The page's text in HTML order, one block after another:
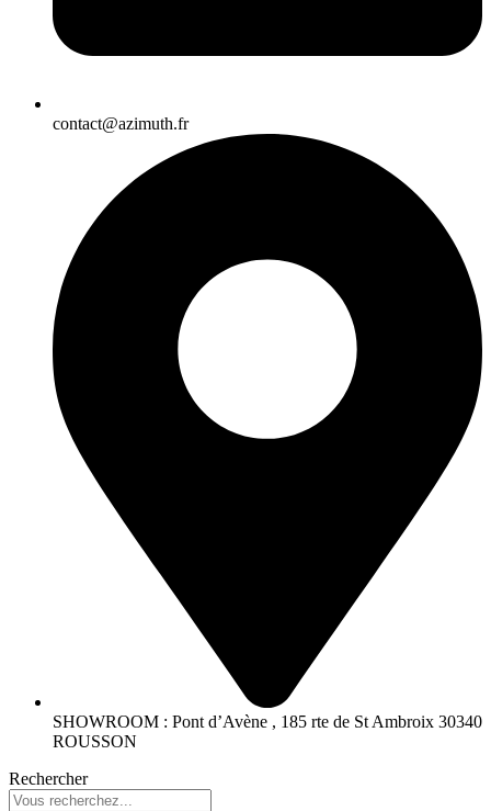
contact@azimuth.fr
SHOWROOM : Pont d’Avène , 185 rte de St Ambroix 30340
ROUSSON
Rechercher